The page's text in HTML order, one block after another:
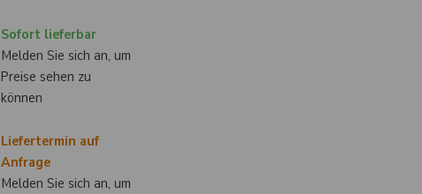
Sofort lieferbar
Melden Sie sich an, um
Preise sehen zu
können
Liefertermin auf
Anfrage
Melden Sie sich an, um